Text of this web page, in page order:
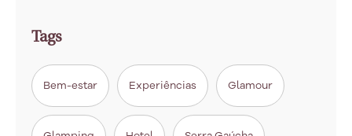
Tags
Bem-estar Experiências Glamour